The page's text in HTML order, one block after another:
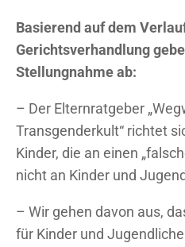
Basierend auf dem
Gerichtsverhandlung
Stellungnahme ab:
– Der Elternratgeber
Transgenderkult“ richtet
Kinder, die an einen
nicht an Kinder und
– Wir gehen davon aus,
für Kinder und